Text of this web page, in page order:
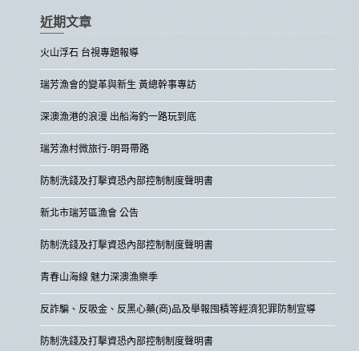
近期文章
火山浮石 台視專題報導
瑞芳漁會的變革與新生 黃總幹事專訪
深澳漁港的浪漫 出船海釣一路玩到底
瑞芳漁村微旅行-明哥帶路
防制洗錢及打擊資恐內部控制制度聲明書
新北市瑞芳區漁會 公告
防制洗錢及打擊資恐內部控制制度聲明書
青春山海線 魅力深澳漁樂季
反詐騙、反吸金、反黑心藥(商)品及舉報囤積等經濟犯罪防制宣導
防制洗錢及打擊資恐內部控制制度聲明書